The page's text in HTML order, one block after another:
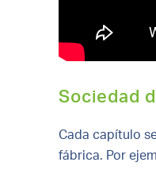
Sociedad
Cada capítulo
fábrica. Por